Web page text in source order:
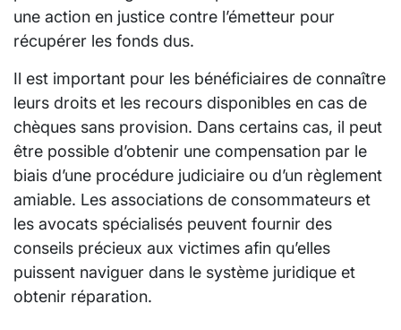
une action en justice contre l’émetteur pour
récupérer les fonds dus.
Il est important pour les bénéficiaires de connaître
leurs droits et les recours disponibles en cas de
chèques sans provision. Dans certains cas, il peut
être possible d’obtenir une compensation par le
biais d’une procédure judiciaire ou d’un règlement
amiable. Les associations de consommateurs et
les avocats spécialisés peuvent fournir des
conseils précieux aux victimes afin qu’elles
puissent naviguer dans le système juridique et
obtenir réparation.